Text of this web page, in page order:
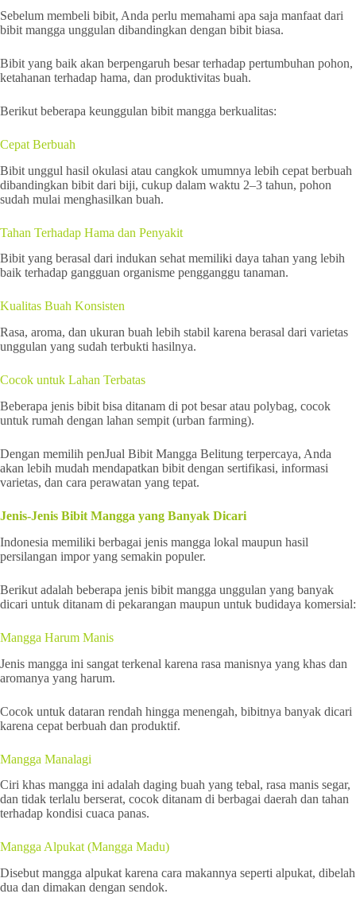
Sebelum membeli bibit, Anda perlu memahami apa saja manfaat dari
bibit mangga unggulan dibandingkan dengan bibit biasa.
Bibit yang baik akan berpengaruh besar terhadap pertumbuhan pohon,
ketahanan terhadap hama, dan produktivitas buah.
Berikut beberapa keunggulan bibit mangga berkualitas:
Cepat Berbuah
Bibit unggul hasil okulasi atau cangkok umumnya lebih cepat berbuah
dibandingkan bibit dari biji, cukup dalam waktu 2–3 tahun, pohon
sudah mulai menghasilkan buah.
Tahan Terhadap Hama dan Penyakit
Bibit yang berasal dari indukan sehat memiliki daya tahan yang lebih
baik terhadap gangguan organisme pengganggu tanaman.
Kualitas Buah Konsisten
Rasa, aroma, dan ukuran buah lebih stabil karena berasal dari varietas
unggulan yang sudah terbukti hasilnya.
Cocok untuk Lahan Terbatas
Beberapa jenis bibit bisa ditanam di pot besar atau polybag, cocok
untuk rumah dengan lahan sempit (urban farming).
Dengan memilih penJual Bibit Mangga Belitung terpercaya, Anda
akan lebih mudah mendapatkan bibit dengan sertifikasi, informasi
varietas, dan cara perawatan yang tepat.
Jenis-Jenis Bibit Mangga yang Banyak Dicari
Indonesia memiliki berbagai jenis mangga lokal maupun hasil
persilangan impor yang semakin populer.
Berikut adalah beberapa jenis bibit mangga unggulan yang banyak
dicari untuk ditanam di pekarangan maupun untuk budidaya komersial:
Mangga Harum Manis
Jenis mangga ini sangat terkenal karena rasa manisnya yang khas dan
aromanya yang harum.
Cocok untuk dataran rendah hingga menengah, bibitnya banyak dicari
karena cepat berbuah dan produktif.
Mangga Manalagi
Ciri khas mangga ini adalah daging buah yang tebal, rasa manis segar,
dan tidak terlalu berserat, cocok ditanam di berbagai daerah dan tahan
terhadap kondisi cuaca panas.
Mangga Alpukat (Mangga Madu)
Disebut mangga alpukat karena cara makannya seperti alpukat, dibelah
dua dan dimakan dengan sendok.